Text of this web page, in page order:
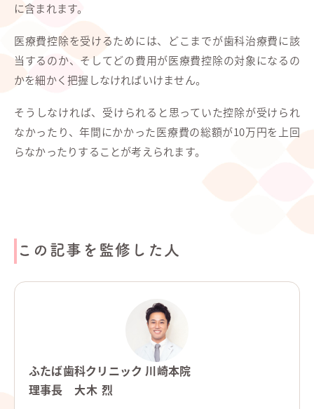
に含まれます。
医療費控除を受けるためには、どこまでが歯科治療費に該
当するのか、そしてどの費用が医療費控除の対象になるの
かを細かく把握しなければいけません。
そうしなければ、受けられると思っていた控除が受けられ
なかったり、年間にかかった医療費の総額が10万円を上回
らなかったりすることが考えられます。
この記事を監修した人
ふたば歯科クリニック 川崎本院
理事長 大木 烈